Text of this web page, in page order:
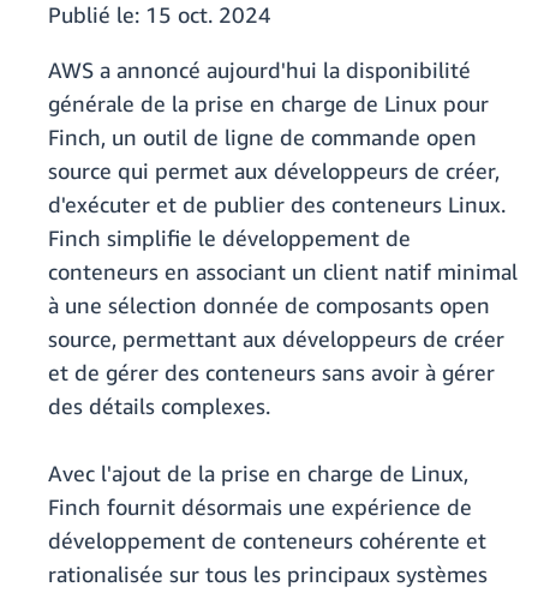
Publié le: 15 oct. 2024
AWS a annoncé aujourd'hui la disponibilité
générale de la prise en charge de Linux pour
Finch, un outil de ligne de commande open
source qui permet aux développeurs de créer,
d'exécuter et de publier des conteneurs Linux.
Finch simplifie le développement de
conteneurs en associant un client natif minimal
à une sélection donnée de composants open
source, permettant aux développeurs de créer
et de gérer des conteneurs sans avoir à gérer
des détails complexes.
Avec l'ajout de la prise en charge de Linux,
Finch fournit désormais une expérience de
développement de conteneurs cohérente et
rationalisée sur tous les principaux systèmes